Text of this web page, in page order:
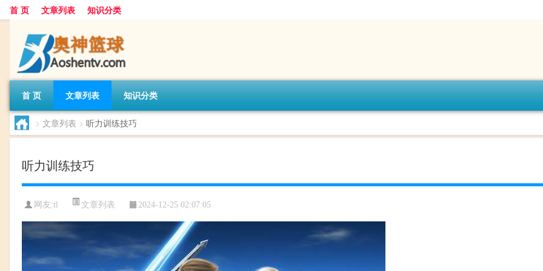
首 页 文章列表 知识分类
首 页 文章列表 知识分类
> 文章列表 > 听力训练技巧
听力训练技巧
网友:tl 文章列表 2024-12-25 02:07:05